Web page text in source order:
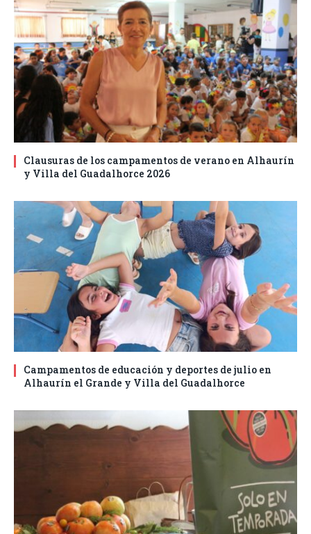
Clausuras de los campamentos de verano en Alhaurín
y Villa del Guadalhorce 2026
Campamentos de educación y deportes de julio en
Alhaurín el Grande y Villa del Guadalhorce